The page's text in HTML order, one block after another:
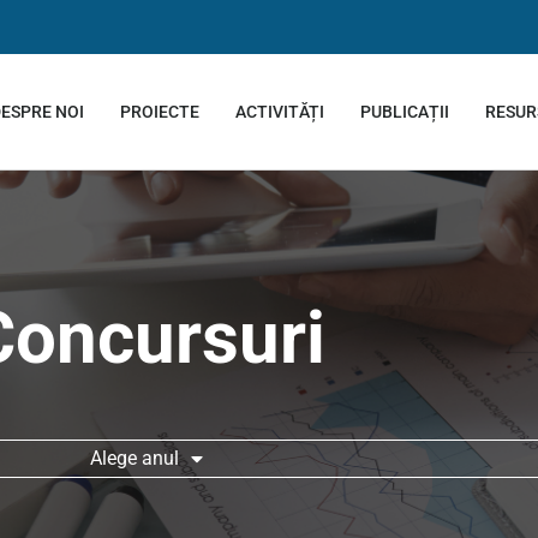
NOI PROIECTE ACTIVITĂȚI PUBLICAȚII
Alege anul